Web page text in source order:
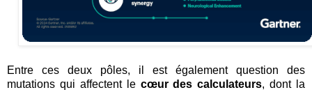
Entre ces deux pôles, il est également question des
mutations qui affectent le cœur des calculateurs, dont la